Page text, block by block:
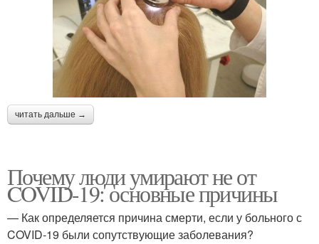
читать дальше →
Почему люди умирают не от
COVID-19: основные причины
— Как определяется причина смерти, если у больного с
COVID‑19 были сопутствующие заболевания?